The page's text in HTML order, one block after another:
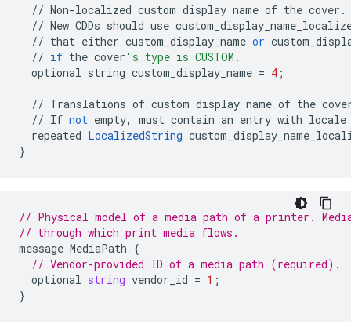
// Non-localized custom display name of the cover .
// New CDDs should use
// that either custom_display_name or
// if the cover 's type is CUSTOM.
optional string custom_display_name = 4 ;
// Translations of custom display name of the
// If not empty, must contain an entry with locale
repeated LocalizedString
}
// Physical model of a media path of a printer.
// through which print media flows.
message MediaPath {
// Vendor-provided ID of a media path (required).
optional string vendor_id = 1 ;
}